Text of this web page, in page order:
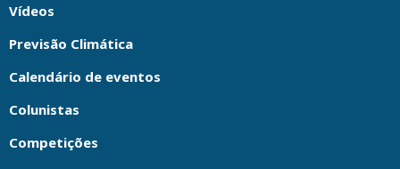
Vídeos
Previsão Climática
Calendário de eventos
Colunistas
Competições